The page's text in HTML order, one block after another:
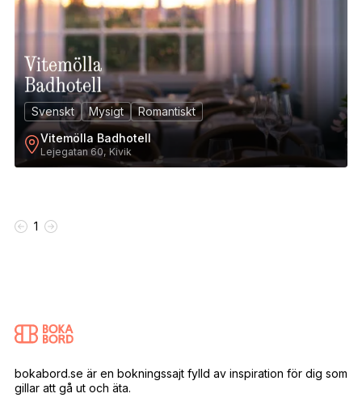
Svenskt Mysigt
Romantiskt
Vitemölla Badhotell
Lejegatan 60, Kivik
1
bokabord.se är en bokningssajt fylld av inspiration för dig som
gillar att gå ut och äta.